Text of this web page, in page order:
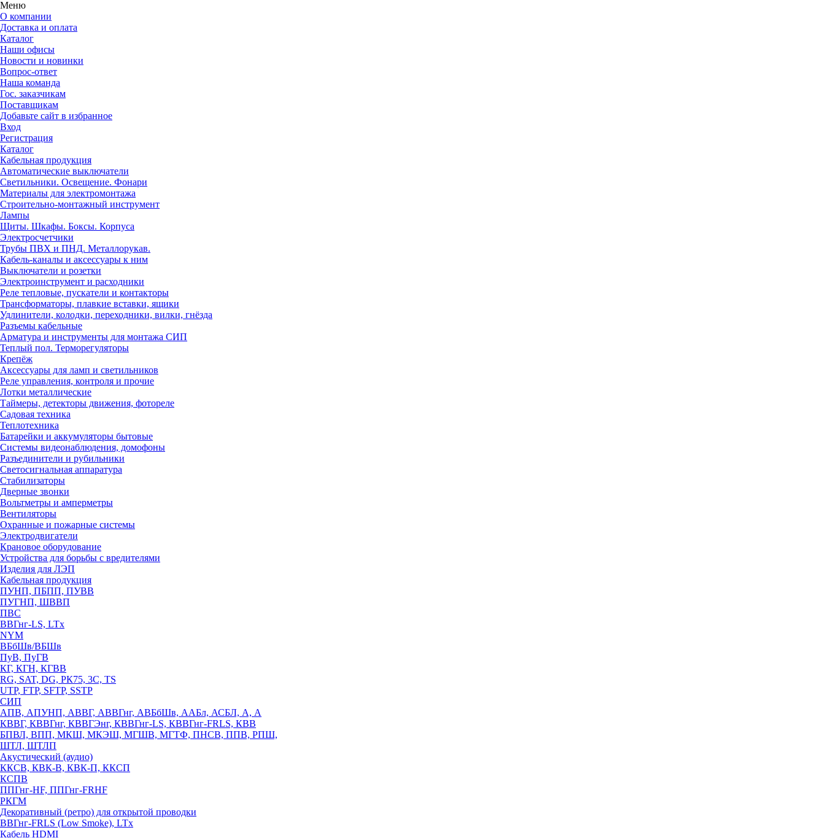
Меню
О компании
Доставка и оплата
Каталог
Наши офисы
Новости и новинки
Вопрос-ответ
Наша команда
Гос. заказчикам
Поставщикам
Добавьте сайт в избранное
Вход
Регистрация
Каталог
Кабельная продукция
Автоматические выключатели
Светильники. Освещение. Фонари
Материалы для электромонтажа
Строительно-монтажный инструмент
Лампы
Щиты. Шкафы. Боксы. Корпуса
Электросчетчики
Трубы ПВХ и ПНД. Металлорукав.
Кабель-каналы и аксессуары к ним
Выключатели и розетки
Электроинструмент и расходники
Реле тепловые, пускатели и контакторы
Трансформаторы, плавкие вставки, ящики
Удлинители, колодки, переходники, вилки, гнёзда
Разъемы кабельные
Арматура и инструменты для монтажа СИП
Теплый пол. Терморегуляторы
Крепёж
Аксессуары для ламп и светильников
Реле управления, контроля и прочие
Лотки металлические
Таймеры, детекторы движения, фотореле
Садовая техника
Теплотехника
Батарейки и аккумуляторы бытовые
Системы видеонаблюдения, домофоны
Разъединители и рубильники
Светосигнальная аппаратура
Стабилизаторы
Дверные звонки
Вольтметры и амперметры
Вентиляторы
Охранные и пожарные системы
Электродвигатели
Крановое оборудование
Устройства для борьбы с вредителями
Изделия для ЛЭП
Кабельная продукция
ПУНП, ПБПП, ПУВВ
ПУГНП, ШВВП
ПВС
ВВГнг-LS, LTx
NYM
ВБбШв/ВБШв
ПуВ, ПуГВ
КГ, КГН, КГВВ
RG, SAT, DG, РК75, 3С, TS
UTP, FTP, SFTP, SSTP
СИП
АПВ, АПУНП, АВВГ, АВВГнг, АВБбШв, ААБл, АСБЛ, А, А
КВВГ, КВВГнг, КВВГЭнг, КВВГнг-LS, КВВГнг-FRLS, КВВ
БПВЛ, ВПП, МКШ, МКЭШ, МГШВ, МГТФ, ПНСВ, ППВ, РПШ,
ШТЛ, ШТЛП
Акустический (аудио)
ККСВ, КВК-В, КВК-П, ККСП
КСПВ
ППГнг-HF, ППГнг-FRHF
РКГМ
Декоративный (ретро) для открытой проводки
ВВГнг-FRLS (Low Smoke), LTx
Кабель HDMI